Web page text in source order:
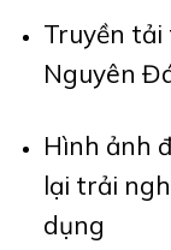
Truyền
Nguyên
Hình ảnh
lại trải
dụng